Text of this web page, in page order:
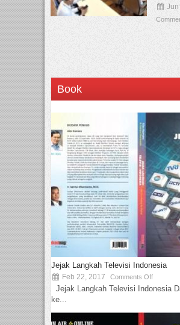
Jun
Book
Jejak Langkah Televisi Indonesia
Feb 22, 2017 Comments Off
Jejak Langkah Televisi Indonesia
ke...